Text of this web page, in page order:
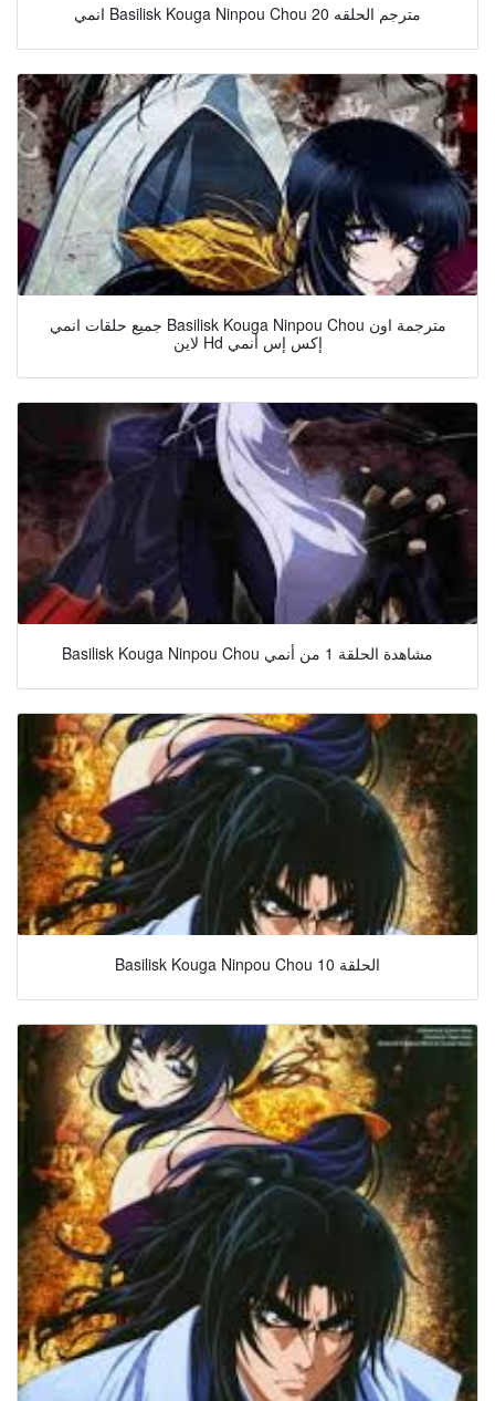
انمي Basilisk Kouga Ninpou Chou مترجم الحلقه 20
جميع حلقات انمي Basilisk Kouga Ninpou Chou مترجمة اون
لاين Hd إكس إس أنمي
Basilisk Kouga Ninpou Chou مشاهدة الحلقة 1 من أنمي
Basilisk Kouga Ninpou Chou الحلقة 10